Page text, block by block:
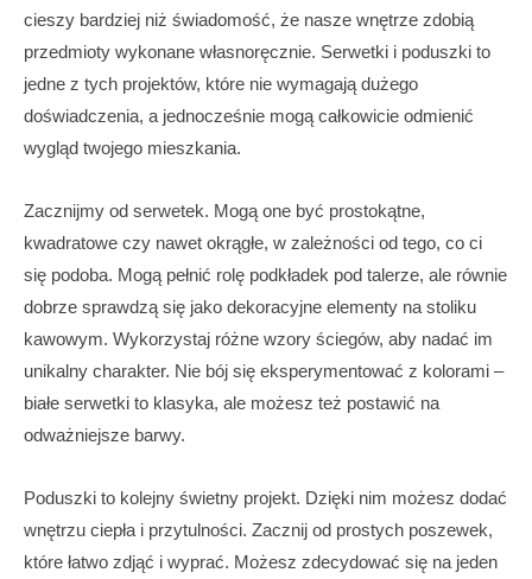
cieszy bardziej niż świadomość, że nasze wnętrze zdobią
przedmioty wykonane własnoręcznie. Serwetki i poduszki to
jedne z tych projektów, które nie wymagają dużego
doświadczenia, a jednocześnie mogą całkowicie odmienić
wygląd twojego mieszkania.
Zacznijmy od serwetek. Mogą one być prostokątne,
kwadratowe czy nawet okrągłe, w zależności od tego, co ci
się podoba. Mogą pełnić rolę podkładek pod talerze, ale równie
dobrze sprawdzą się jako dekoracyjne elementy na stoliku
kawowym. Wykorzystaj różne wzory ściegów, aby nadać im
unikalny charakter. Nie bój się eksperymentować z kolorami –
białe serwetki to klasyka, ale możesz też postawić na
odważniejsze barwy.
Poduszki to kolejny świetny projekt. Dzięki nim możesz dodać
wnętrzu ciepła i przytulności. Zacznij od prostych poszewek,
które łatwo zdjąć i wyprać. Możesz zdecydować się na jeden